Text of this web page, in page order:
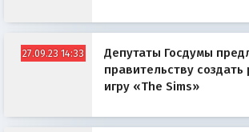
27.09.23 14:33
Депутаты Госдумы
правительству создать
игру «The Sims»